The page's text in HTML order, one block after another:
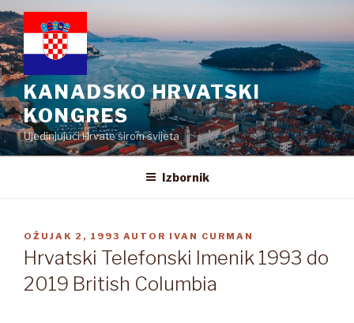
Preskoči
na
sadržaj
KANADSKO HRVATSKI
KONGRES
Ujedinjujući Hrvate širom svijeta
Izbornik
OBJAVLJENO
OŽUJAK 2, 1993 AUTOR IVAN CURMAN
Hrvatski Telefonski Imenik 1993 do
2019 British Columbia